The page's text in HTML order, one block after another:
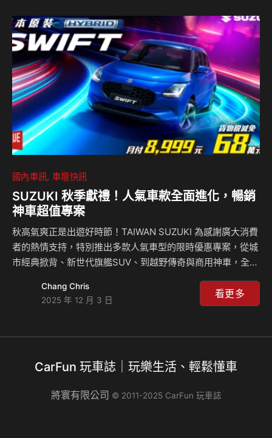
「Experience Elegance and Electrified Sedan」為核心理
念，融合 Lexus 次世代設計語彙與電動化思維，從車身比
例、空間機能到座艙鋪陳進行整體優化。外觀汲取 LF-Z…
國內車訊 車壇快訊
SUZUKI 秋季獻禮！人氣車款全面進化，暢銷
神車超值專案
秋高氣爽正是出遊好時節！TAIWAN SUZUKI 為感謝廣大消費
者的熱情支持，特別推出多款人氣車型的限時優惠專案，從城
市經典掀背、新世代旗艦SUV、到越野傳奇與商用神車，全線
駕馭體驗。其中，深受台灣車迷喜愛的暢銷神車 SWIFT，更
迎來 20 周年，推出史上最輕鬆的入主方案！ 暢銷神車
陸台灣以來，SUZUKI SWIFT 憑藉其「極致剛好」的造車理
成為城市經典車款。現行第四代 SWIFT 搭載輕油電技術，
Chang Chris
2025 年 12 月 3 日
看更多
CarFun 玩車誌｜玩樂生活、輕鬆懂車
將寰有限公司 © 2011-2025 CarFun 玩車誌